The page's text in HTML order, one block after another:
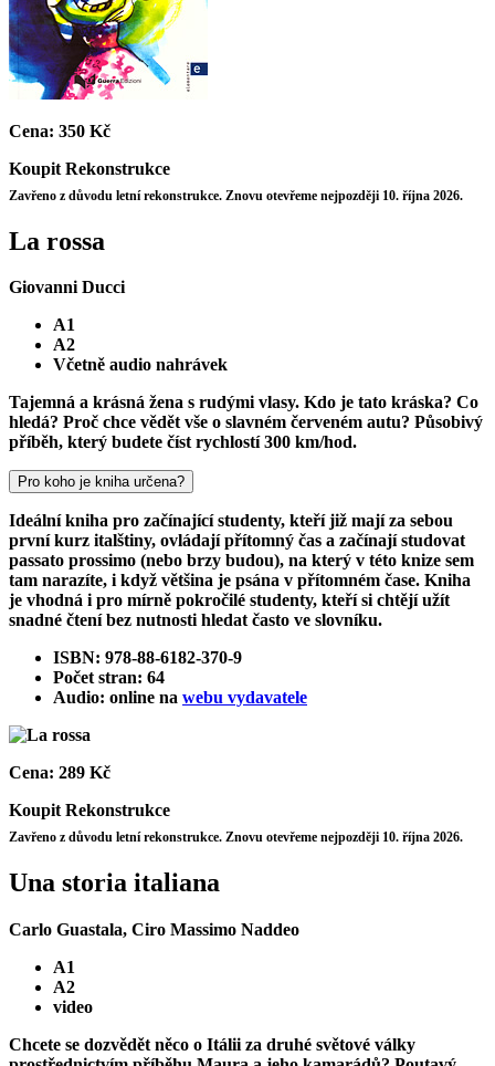
Cena: 350 Kč
Koupit Rekonstrukce
Zavřeno z důvodu letní rekonstrukce. Znovu otevřeme nejpozději 10. října 2026.
La rossa
Giovanni Ducci
A1
A2
Včetně audio nahrávek
Tajemná a krásná žena s rudými vlasy. Kdo je tato kráska? Co
hledá? Proč chce vědět vše o slavném červeném autu? Působivý
příběh, který budete číst rychlostí 300 km/hod.
Pro koho je kniha určena?
Ideální kniha pro začínající studenty, kteří již mají za sebou
první kurz italštiny, ovládají přítomný čas a začínají studovat
passato prossimo (nebo brzy budou), na který v této knize sem
tam narazíte, i když většina je psána v přítomném čase. Kniha
je vhodná i pro mírně pokročilé studenty, kteří si chtějí užít
snadné čtení bez nutnosti hledat často ve slovníku.
ISBN: 978-88-6182-370-9
Počet stran: 64
Audio: online na webu vydavatele
Cena: 289 Kč
KoupitRekonstrukce
Zavřeno z důvodu letní rekonstrukce. Znovu otevřeme nejpozději 10. října 2026.
Una storia italiana
Carlo Guastala, Ciro Massimo Naddeo
A1
A2
video
Chcete se dozvědět něco o Itálii za druhé světové války